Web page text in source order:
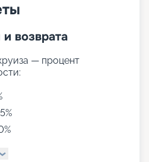
возврата
— процент